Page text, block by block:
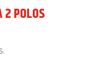
2 POLOS